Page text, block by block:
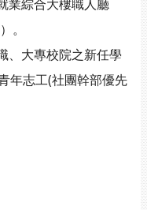
業綜合大樓職人廳
。
、大專校院之新任學
年志工(社團幹部優先